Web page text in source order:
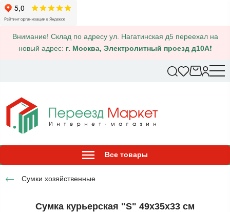
Внимание! Склад по адресу ул. Нагатинская д5 переехал на
новый адрес: г. Москва, Электролитный проезд д10А❗
Все товары
Сумки хозяйственные
Сумка курьерская "S" 49х35х33 см